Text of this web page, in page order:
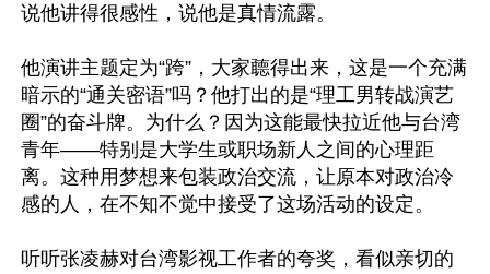
说他讲得很感性，说他是真情流露。
他演讲主题定为“跨”，大家聼得出来，这是一个充满
暗示的“通关密语”吗？他打出的是“理工男转战演艺
圈”的奋斗牌。为什么？因为这能最快拉近他与台湾
青年——特别是大学生或职场新人之间的心理距
离。这种用梦想来包装政治交流，让原本对政治冷
感的人，在不知不觉中接受了这场活动的设定。
听听张凌赫对台湾影视工作者的夸奖，看似亲切的